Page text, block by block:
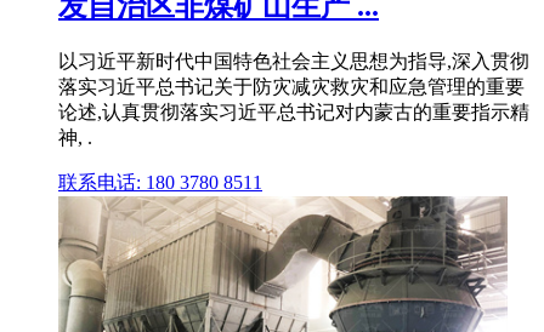
发自治区非煤矿山生产 ...
以习近平新时代中国特色社会主义思想为指导,深入贯彻
落实习近平总书记关于防灾减灾救灾和应急管理的重要
论述,认真贯彻落实习近平总书记对内蒙古的重要指示精
神, .
联系电话: 180 3780 8511